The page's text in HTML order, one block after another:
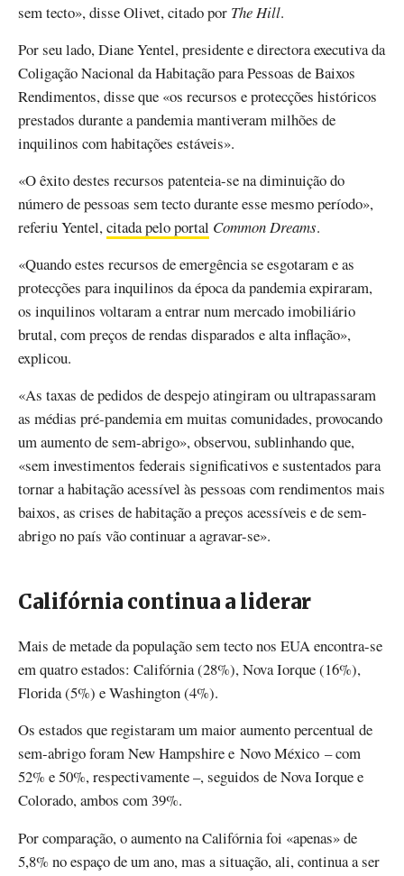
sem tecto», disse Olivet, citado por The Hill.
Por seu lado, Diane Yentel, presidente e directora executiva da
Coligação Nacional da Habitação para Pessoas de Baixos
Rendimentos, disse que «os recursos e protecções históricos
prestados durante a pandemia mantiveram milhões de
inquilinos com habitações estáveis».
«O êxito destes recursos patenteia-se na diminuição do
número de pessoas sem tecto durante esse mesmo período»,
referiu Yentel,citada pelo portal Common Dreams.
«Quando estes recursos de emergência se esgotaram e as
protecções para inquilinos da época da pandemia expiraram,
os inquilinos voltaram a entrar num mercado imobiliário
brutal, com preços de rendas disparados e alta inflação»,
explicou.
«As taxas de pedidos de despejo atingiram ou ultrapassaram
as médias pré-pandemia em muitas comunidades, provocando
um aumento de sem-abrigo», observou, sublinhando que,
«sem investimentos federais significativos e sustentados para
tornar a habitação acessível às pessoas com rendimentos mais
baixos, as crises de habitação a preços acessíveis e de sem-
abrigo no país vão continuar a agravar-se».
Califórnia continua a liderar
Mais de metade da população sem tecto nos EUA encontra-se
em quatro estados: Califórnia (28%), Nova Iorque (16%),
Florida (5%) e Washington (4%).
Os estados que registaram um maior aumento percentual de
sem-abrigo foram New Hampshire e Novo México – com
52% e 50%, respectivamente –, seguidos de Nova Iorque e
Colorado, ambos com 39%.
Por comparação, o aumento na Califórnia foi «apenas» de
5,8% no espaço de um ano, mas a situação, ali, continua a ser